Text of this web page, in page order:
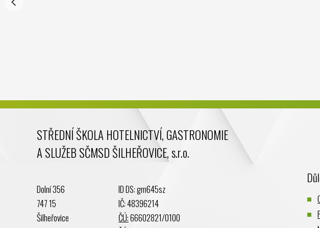
STŘEDNÍ ŠKOLA HOTELNICTVÍ, GASTRONOMIE
A SLUŽEB SČMSD ŠILHEŘOVICE, s.r.o.
Dolní 356
747 15
Šilheřovice
ID DS: gm645sz
IČ: 48396214
ČÚ:66602821/0100